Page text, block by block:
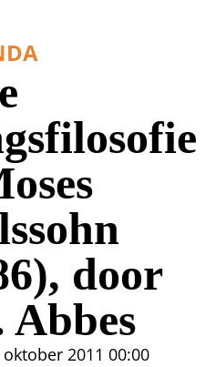
door
oktober 2011 00:00